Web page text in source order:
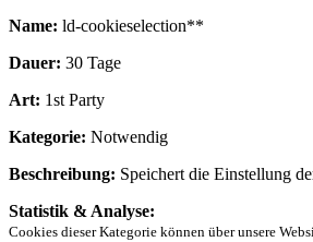
Name: ld-cookieselection**
Dauer: 30 Tage
Art: 1st Party
Kategorie: Notwendig
Beschreibung: Speichert die Einstellung
Statistik & Analyse:
Cookies dieser Kategorie können über unsere